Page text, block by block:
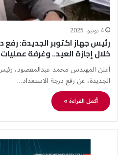
4 يونيو، 2025
رئيس جهاز اكتوبر الجديدة:
خلال إجازة العيد.. وغرفة
الجديدة، عن رفع درجة الاستعداد…
أكمل القراءة »